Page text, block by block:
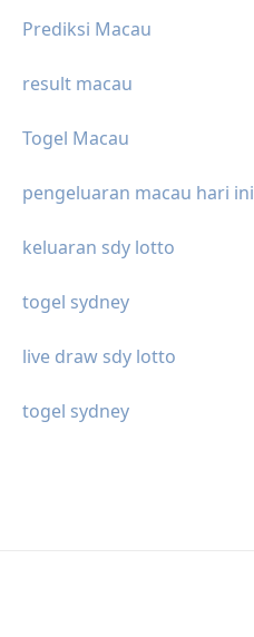
Prediksi Macau
result macau
Togel Macau
pengeluaran macau hari ini
keluaran sdy lotto
togel sydney
live draw sdy lotto
togel sydney